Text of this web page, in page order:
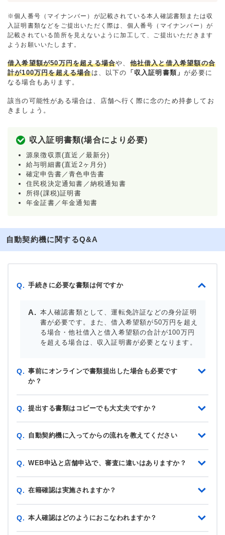
※個人番号（マイナンバー）が記載されている本人確認書類または収
入証明書類などをご提出いただく際は、個人番号（マイナンバー）が
記載されている箇所を見えないように加工して、ご提出いただきます
ようお願いいたします。
借入希望額が50万円を超える場合や、 他社借入と借入希望額の合
計が100万円を超える場合は、以下の 「収入証明書類」が必要に
なる場合もあります。
該当の可能性がある場合は、店舗へ行く際に念のため持参してお
きましょう。
収入証明書類(場合により必要)
源泉徴収票(直近／最新分)
給与明細書(直近2ヶ月分)
確定申告書／青色申告書
住民税決定通知書／納税通知書
所得(課税)証明書
年金証書／年金通知書
自動契約機に関するQ&A
Q. 手続きに必要な書類は何ですか
本人確認書類として、運転免許証などの身分証明
書が必要です。また、借入希望額が50万円を超え
る場合・他社借入と借入希望額の合計が100万円
を超える場合は、収入証明書が必要となります。
Q. 事前にオンラインで書類提出した場合も必要です
か？
Q. 提出する書類はコピーでも大丈夫ですか？
Q. 自動契約機に入ってからの流れを教えてください
Q. WEB申込と店舗申込で、審査に違いはありますか？
Q. 在籍確認は実施されますか？
Q. 本人確認はどのようにおこなわれますか？